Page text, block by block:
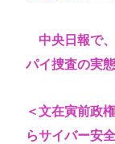
中央日報で
パイ捜査の実
＜文在寅前政
らサイバー安